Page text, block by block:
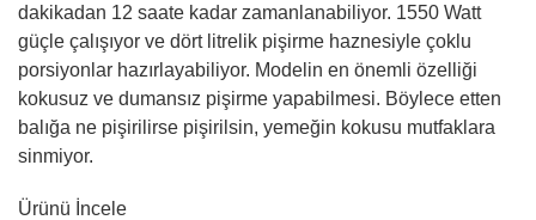
dakikadan 12 saate kadar zamanlanabiliyor. 1550 Watt
güçle çalışıyor ve dört litrelik pişirme haznesiyle çoklu
porsiyonlar hazırlayabiliyor. Modelin en önemli özelliği
kokusuz ve dumansız pişirme yapabilmesi. Böylece etten
balığa ne pişirilirse pişirilsin, yemeğin kokusu mutfaklara
sinmiyor.
Ürünü İncele